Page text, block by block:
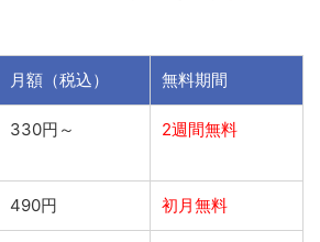
月額（税込） 無料期間
330円～ 2週間無料
490円 初月無料